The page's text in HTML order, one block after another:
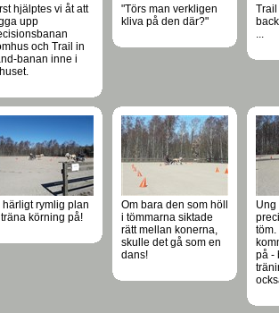
hjälptes vi åt att
upp
och Trail in
banan inne i
"Törs man verkligen
kliva på den där?"
...
härligt rymlig plan
körning på!
Om bara den som höll
i tömmarna siktade
rätt mellan konerna,
skulle det gå som en
dans!
Ung
töm.
på -